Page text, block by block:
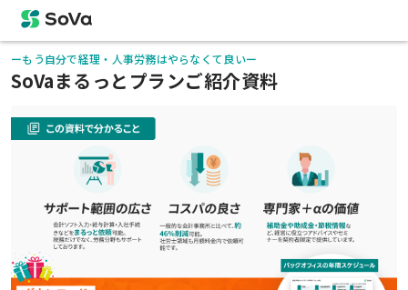
ーもう自分で経理・人事労務はやらなくて良いー
SoVaまるっとプランご紹介資料